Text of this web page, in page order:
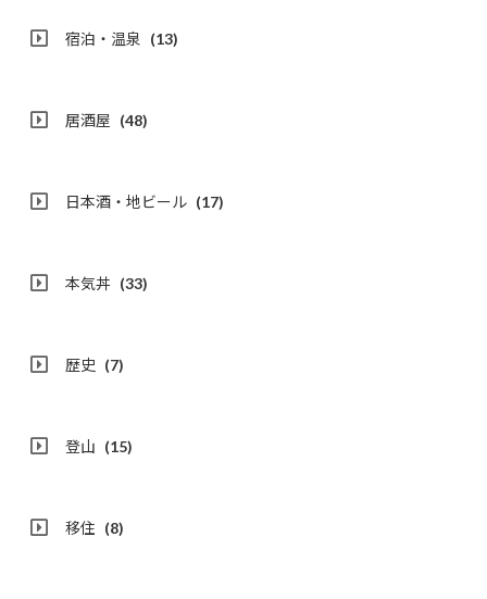
宿泊・温泉 (13)
居酒屋 (48)
日本酒・地ビール (17)
本気丼 (33)
歴史 (7)
登山 (15)
移住 (8)